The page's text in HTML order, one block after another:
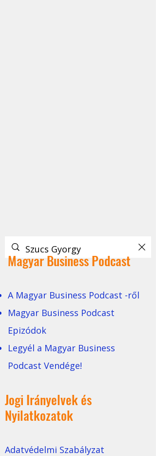
Magyar Business Podcast
A Magyar Business Podcast -ről
Magyar Business Podcast
Epizódok
Legyél a Magyar Business
Podcast Vendége!
Jogi Irányelvek és
Nyilatkozatok
Adatvédelmi Szabályzat